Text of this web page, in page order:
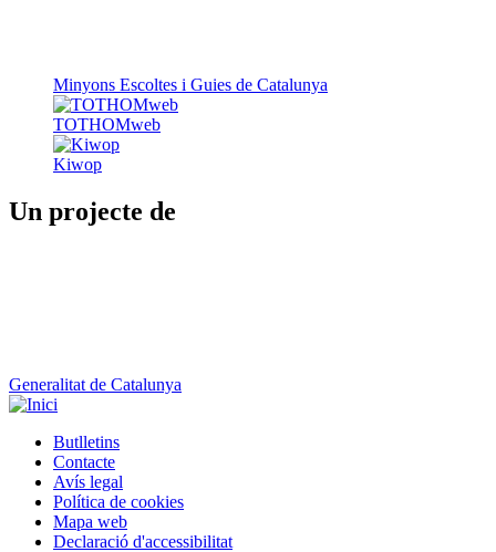
Minyons Escoltes i Guies de Catalunya
TOTHOMweb
Kiwop
Un projecte de
Generalitat de Catalunya
Peu
Butlletins
Contacte
Avís legal
Política de cookies
Mapa web
Declaració d'accessibilitat